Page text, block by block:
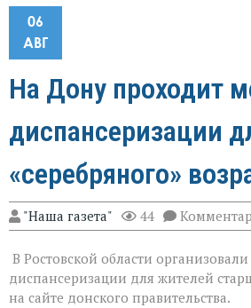
06
АВГ
На Дону проходит
диспансеризации
«серебряного»
"Наша газета" 44
В Ростовской области
диспансеризации для жителей
на сайте донского правительства.